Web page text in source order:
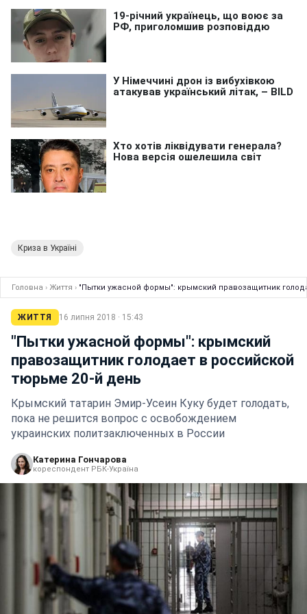
Криза в Україні
Головна › Життя › "Пытки ужасной формы": крымский правозащитник
ЖИТТЯ 16 липня 2018 · 15:43
"Пытки ужасной формы": крымский
правозащитник голодает в российской
тюрьме 20-й день
Крымский татарин Эмир-Усеин Куку будет голодать,
пока не решится вопрос с освобождением
украинских политзаключенных в России
Катерина Гончарова
кореспондент РБК-Україна